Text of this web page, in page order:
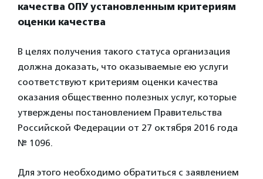
качества ОПУ установленным критериям
оценки качества
В целях получения такого статуса организация
должна доказать, что оказываемые ею услуги
соответствуют критериям оценки качества
оказания общественно полезных услуг, которые
утверждены постановлением Правительства
Российской Федерации от 27 октября 2016 года
№ 1096.
Для этого необходимо обратиться с заявлением